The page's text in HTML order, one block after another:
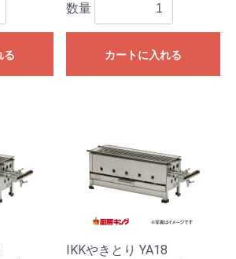
る
数量
カートに入れる
IKKやきとり YA18